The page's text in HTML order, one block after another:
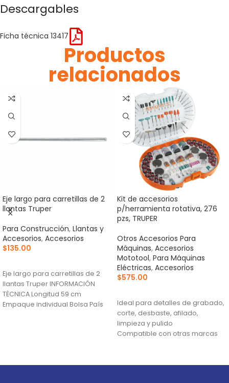
Descargables
Ficha técnica 13417
Productos
relacionados
Eje largo para carretillas de 2
llantas Truper
Para Construcción, Llantas y
Accesorios, Accesorios
$135.00
Eje largo para carretillas de 2
llantas Truper INFORMACIÓN
TÉCNICA Longitud 59 cm
Empaque individual Bolsa País
Kit de accesorios
p/herramienta rotativa, 276
pzs, TRUPER
Otros Accesorios Para
Máquinas, Accesorios
Mototool, Para Máquinas
Eléctricas, Accesorios
$575.00
Ideal para detalles de grabado,
corte, desbaste, afilado,
limpieza y pulido
Compatible con otras marcas
que facilita el almacenamiento